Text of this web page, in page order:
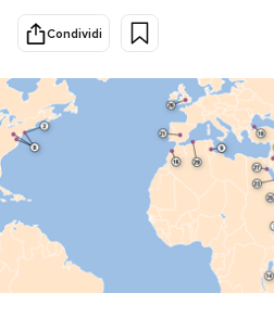
Scienza
Cultura
Economia
Sport
NEWSLETTER
Condividi